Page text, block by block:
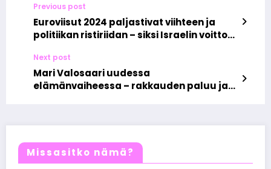
Previous post
Euroviisut 2024 paljastivat viihteen ja
politiikan ristiriidan – siksi Israelin voitto
Next post
Mari Valosaari uudessa
elämänvaiheessa – rakkauden paluu ja
Missasitko nämä?